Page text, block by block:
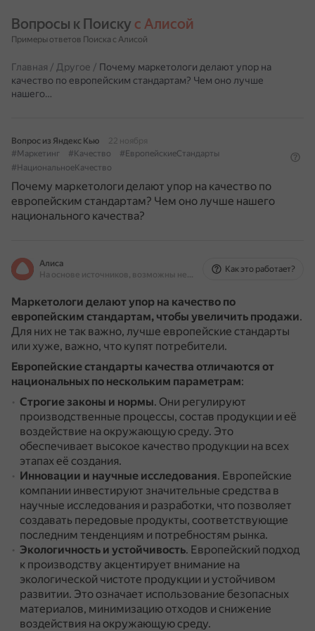
Вопросы к Поиску с Алисой
Примеры ответов Поиска с Алисой
Главная / Другое / Почему маркетологи делают упор на
качество по европейским стандартам? Чем оно лучше
нашего…
Вопрос из Яндекс Кью
22 ноября
#Маркетинг
#Качество
#ЕвропейскиеСтандарты
#НациональноеКачество
Почему маркетологи делают упор на качество по
европейским стандартам? Чем оно лучше нашего
национального качества?
Алиса
На основе источников, возможны неточности
Как это работает?
Маркетологи делают упор на качество по
европейским стандартам, чтобы увеличить продажи.
Для них не так важно, лучше европейские стандарты
или хуже, важно, что купят потребители.
Европейские стандарты качества отличаются от
национальных по нескольким параметрам:
Строгие законы и нормы. Они регулируют
производственные процессы, состав продукции и её
воздействие на окружающую среду. Это
обеспечивает высокое качество продукции на всех
этапах её создания.
Инновации и научные исследования. Европейские
компании инвестируют значительные средства в
научные исследования и разработки, что позволяет
создавать передовые продукты, соответствующие
последним тенденциям и потребностям рынка.
Экологичность и устойчивость. Европейский подход
к производству акцентирует внимание на
экологической чистоте продукции и устойчивом
развитии. Это означает использование безопасных
материалов, минимизацию отходов и снижение
воздействия на окружающую среду.